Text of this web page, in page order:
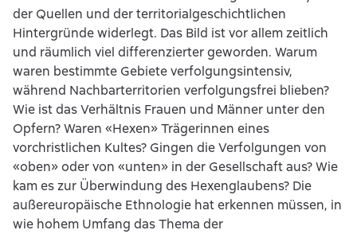
der Quellen und der territorialgeschichtlichen
Hintergründe widerlegt. Das Bild ist vor allem zeitlich
und räumlich viel differenzierter geworden. Warum
waren bestimmte Gebiete verfolgungsintensiv,
während Nachbarterritorien verfolgungsfrei blieben?
Wie ist das Verhältnis Frauen und Männer unter den
Opfern? Waren «Hexen» Trägerinnen eines
vorchristlichen Kultes? Gingen die Verfolgungen von
«oben» oder von «unten» in der Gesellschaft aus? Wie
kam es zur Überwindung des Hexenglaubens? Die
außereuropäische Ethnologie hat erkennen müssen, in
wie hohem Umfang das Thema der